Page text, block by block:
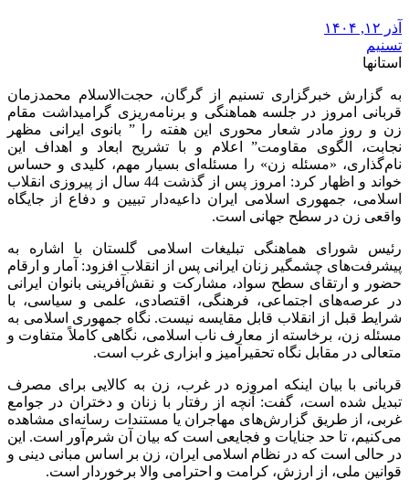
آذر ۱۲, ۱۴۰۴
تسنیم
استانها
به گزارش خبرگزاری تسنیم از گرگان‌، حجت‌الاسلام محمدزمان
قربانی امروز در جلسه هماهنگی و برنامه‌ریزی گرامیداشت مقام
زن و روز مادر شعار محوری این هفته را ” بانوی ایرانی مظهر
نجابت، الگوی مقاومت” اعلام و با تشریح ابعاد و اهداف این
نام‌گذاری، «مسئله زن» را مسئله‌ای بسیار مهم، کلیدی و حساس
خواند و اظهار کرد: امروز پس از گذشت 44 سال از پیروزی انقلاب
اسلامی، جمهوری اسلامی ایران داعیه‌دار تبیین و دفاع از جایگاه
واقعی زن در سطح جهانی است.
رئیس شورای هماهنگی تبلیغات اسلامی گلستان با اشاره به
پیشرفت‌های چشمگیر زنان ایرانی پس از انقلاب افزود: آمار و ارقام
حضور و ارتقای سطح سواد، مشارکت و نقش‌آفرینی بانوان ایرانی
در عرصه‌های اجتماعی، فرهنگی، اقتصادی، علمی و سیاسی، با
شرایط قبل از انقلاب قابل مقایسه نیست. نگاه جمهوری اسلامی به
مسئله زن، برخاسته از معارف ناب اسلامی، نگاهی کاملاً متفاوت و
متعالی در مقابل نگاه تحقیرآمیز و ابزاری غرب است.
قربانی با بیان اینکه امروزه در غرب، زن به کالایی برای مصرف
تبدیل شده است، گفت: آنچه از رفتار با زنان و دختران در جوامع
غربی، از طریق گزارش‌های مهاجران یا مستندات رسانه‌ای مشاهده
می‌کنیم، تا حد جنایات و فجایعی است که بیان آن شرم‌آور است. این
در حالی است که در نظام اسلامی ایران، زن بر اساس مبانی دینی و
قوانین ملی، از ارزش، کرامت و احترامی والا برخوردار است.